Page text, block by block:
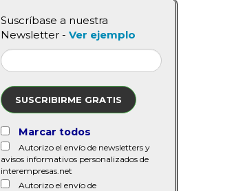
Suscríbase a nuestra
Newsletter - Ver ejemplo
SUSCRIBIRME GRATIS
Marcar todos
Autorizo el envío de newsletters y
avisos informativos personalizados de
interempresas.net
Autorizo el envío de